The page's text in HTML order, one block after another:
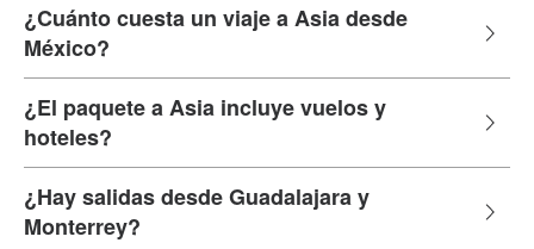
¿Cuánto cuesta un viaje a Asia desde
México?
¿El paquete a Asia incluye vuelos y
hoteles?
¿Hay salidas desde Guadalajara y
Monterrey?